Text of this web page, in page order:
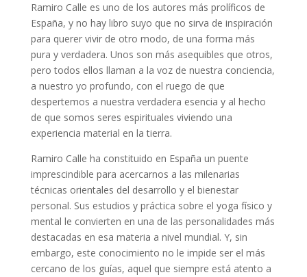
Ramiro Calle es uno de los autores más prolíficos de
España, y no hay libro suyo que no sirva de inspiración
para querer vivir de otro modo, de una forma más
pura y verdadera. Unos son más asequibles que otros,
pero todos ellos llaman a la voz de nuestra conciencia,
a nuestro yo profundo, con el ruego de que
despertemos a nuestra verdadera esencia y al hecho
de que somos seres espirituales viviendo una
experiencia material en la tierra.
Ramiro Calle ha constituido en España un puente
imprescindible para acercarnos a las milenarias
técnicas orientales del desarrollo y el bienestar
personal. Sus estudios y práctica sobre el yoga físico y
mental le convierten en una de las personalidades más
destacadas en esa materia a nivel mundial. Y, sin
embargo, este conocimiento no le impide ser el más
cercano de los guías, aquel que siempre está atento a